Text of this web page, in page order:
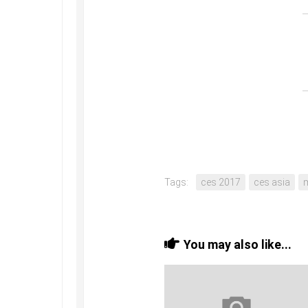
Tags: ces 2017 ces asia
You may also like...